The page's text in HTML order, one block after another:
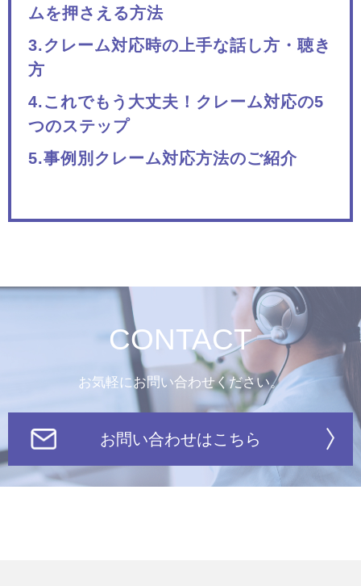
ムを押さえる方法
3.クレーム対応時の上手な話し方・聴き
方
4.これでもう大丈夫！クレーム対応の5
つのステップ
5.事例別クレーム対応方法のご紹介
CONTACT
お気軽にお問い合わせください。
お問い合わせはこちら